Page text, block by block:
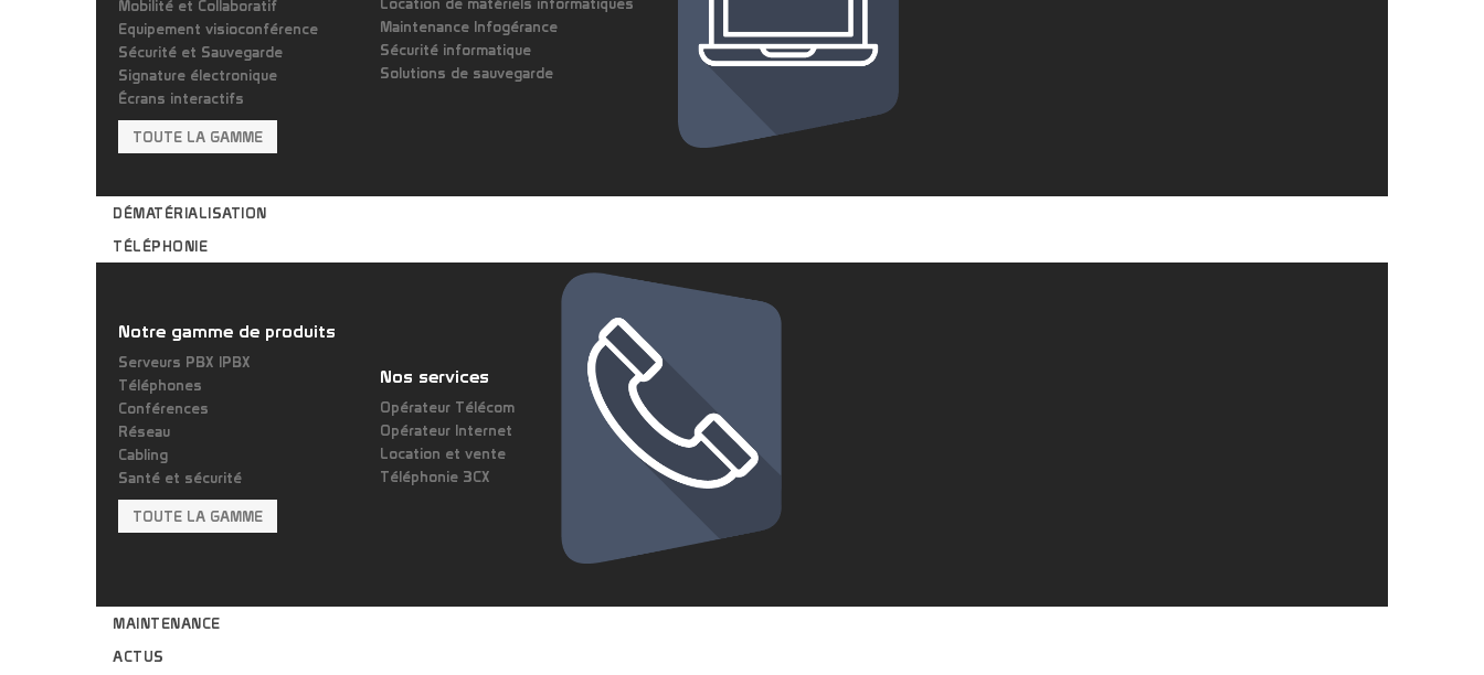
Mobilité et Collaboratif
Equipement visioconférence
Sécurité et Sauvegarde
Signature électronique
Écrans interactifs
TOUTE LA GAMME
Maintenance Infogérance
Sécurité informatique
Solutions de sauvegarde
DÉMATÉRIALISATION
TÉLÉPHONIE
Notre gamme de produits
Serveurs PBX IPBX
Téléphones
Conférences
Réseau
Cabling
Santé et sécurité
TOUTE LA GAMME
Nos services
Opérateur Télécom
Opérateur Internet
Location et vente
Téléphonie 3CX
MAINTENANCE
ACTUS